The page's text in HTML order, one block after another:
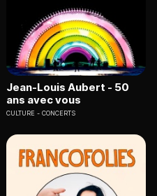
Jean-Louis Aubert - 50
ans avec vous
CULTURE CONCERTS